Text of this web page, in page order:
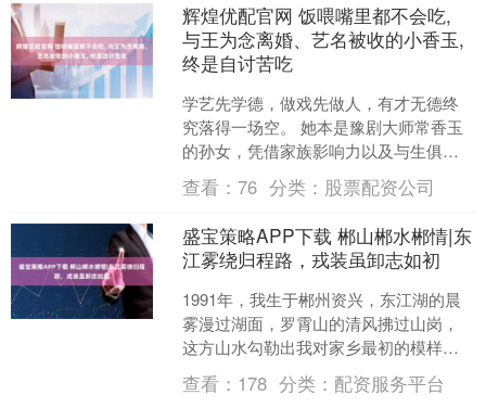
辉煌优配官网 饭喂嘴里都不会吃,
与王为念离婚、艺名被收的小香玉,
终是自讨苦吃
学艺先学德，做戏先做人，有才无德终
究落得一场空。 她本是豫剧大师常香玉
的孙女，凭借家族影响力以及与生俱来
的天赋，被无数老艺术家视为国粹门
面。 只可惜光鲜亮丽的背....
查看：76 分类： 股票配资公司
盛宝策略APP下载 郴山郴水郴情|东
江雾绕归程路，戎装虽卸志如初
1991年，我生于郴州资兴，东江湖的晨
雾漫过湖面，罗霄山的清风拂过山岗，
这方山水勾勒出我对家乡最初的模样。
2008年，我告别郴山郴水，投身广州军
区陆军阵营，后随....
查看： 178 分类： 配资服务平台